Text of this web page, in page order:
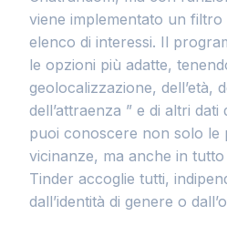
viene implementato un
elenco di interessi. Il
le opzioni più adatte,
geolocalizzazione, dell’età,
dell’attraenza ” e di altri dati
puoi conoscere non solo le
vicinanze, ma anche in
Tinder accoglie tutti,
dall’identità di genere o